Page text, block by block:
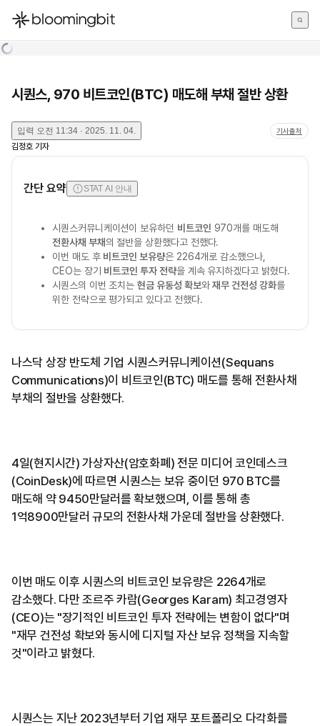
한국어
시퀀스, 970 비트코인(BTC) 매도해 부채 절반 상환
입력 오전 11:34 · 2025. 11. 04. 기사출처
김정호 기자
간단 요약 STAT AI 안내
시퀀스커뮤니케이션이 보유하던 비트코인 970개를 매도해
전환사채 부채의 절반을 상환했다고 전했다.
이번 매도 후 비트코인 보유량은 2264개로 감소했으나,
CEO는 장기 비트코인 투자 전략을 계속 유지하겠다고 밝혔다.
시퀀스의 이번 조치는현금 유동성 확보와재무 건전성 강화를
위한 전략으로 평가되고 있다고 전했다.
나스닥 상장 반도체 기업 시퀀스커뮤니케이션(Sequans
Communications)이 비트코인(BTC) 매도를 통해 전환사채
부채의 절반을 상환했다.
4일(현지시간) 가상자산(암호화폐) 전문 미디어 코인데스크
(CoinDesk)에 따르면 시퀀스는 보유 중이던 970 BTC를
매도해 약 9450만달러를 확보했으며, 이를 통해 총
1억8900만달러 규모의 전환사채 가운데 절반을 상환했다.
이번 매도 이후 시퀀스의 비트코인 보유량은 2264개로
감소했다. 다만 조르주 카람(Georges Karam) 최고경영자
(CEO)는 "장기적인 비트코인 투자 전략에는 변함이 없다"며
"재무 건전성 확보와 동시에 디지털 자산 보유 정책을 지속할
것"이라고 밝혔다.
시퀀스는 지난 2023년부터 기업 재무 포트폴리오 다각화를